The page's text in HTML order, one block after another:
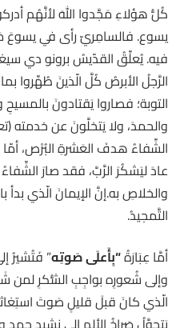
كُلُّ هؤلاءِ مَجَّدوا اللهَ لأنَّهُم
يسوع. فالسامِريّ رأى في يسوعَ
فيه. يُعلِّقُ القدّيسُ برونو دي
الرَّجلُ الأبرصُ كُلَّ الّذينَ طُهِّروا
التوبة؛ فصاروا يَقتادونَ
والحمدَ، ولا يَتخلَّونَ عن خدمته
الشِّفاءُ هدفَ العَشرةِ البُرْص،
عادَ ليَشكُرَ الرَّبَّ، فقد صارَ
والخلاصِ به.إنَّ الإيمانَ الّذي بدأ
التَّمجيدُ.
أمَّا عِبَارَةُ“بِأَعلَى صَوتِه” فَتُشيرُ
وإلى شُعورِه بواجِبِ الشُّكرِ لمن
الّذي كانَ قبلَ قليلٍ صَوتَ